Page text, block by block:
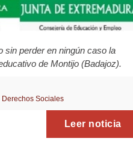
perder en ningún caso la
de Montijo (Badajoz).
Derechos Sociales
Leer noticia